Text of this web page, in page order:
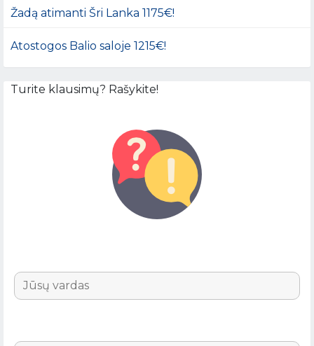
Žadą atimanti Šri Lanka 1175€!
Atostogos Balio saloje 1215€!
Turite klausimų? Rašykite!